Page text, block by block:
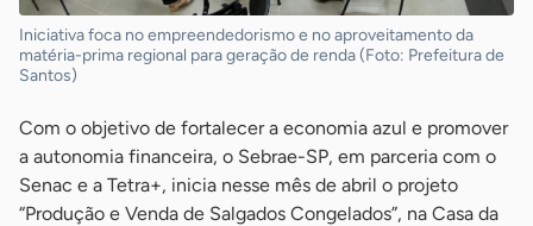
Iniciativa foca no empreendedorismo e no aproveitamento da
matéria-prima regional para geração de renda (Foto: Prefeitura de
Santos)
Com o objetivo de fortalecer a economia azul e promover
a autonomia financeira, o Sebrae-SP, em parceria com o
Senac e a Tetra+, inicia nesse mês de abril o projeto
“Produção e Venda de Salgados Congelados”, na Casa da